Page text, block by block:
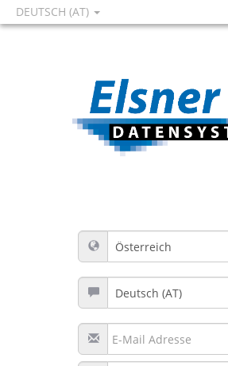
DEUTSCH (AT)